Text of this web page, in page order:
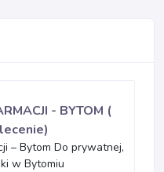
- BYTOM (
– Bytom Do prywatnej,
w Bytomiu